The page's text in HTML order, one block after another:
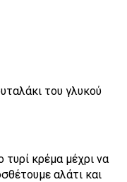
του γλυκού
τυρί κρέμα μέχρι να
αλάτι και